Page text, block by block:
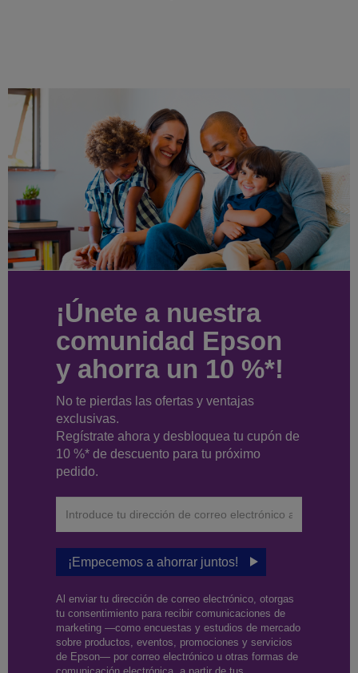
¡Únete a nuestra
comunidad Epson
y ahorra un 10 %*!
No te pierdas las ofertas y ventajas
exclusivas.
Regístrate ahora y desbloquea tu cupón de
10 %* de descuento para tu próximo
pedido.
¡Empecemos a ahorrar juntos!
Al enviar tu dirección de correo electrónico, otorgas
tu consentimiento para recibir comunicaciones de
marketing —como encuestas y estudios de mercado
sobre productos, eventos, promociones y servicios
de Epson— por correo electrónico u otras formas de